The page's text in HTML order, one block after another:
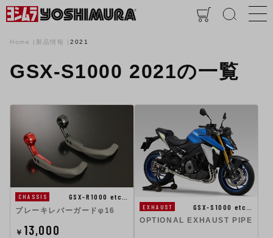
Home 製品情報 2021
GSX-S1000 2021の一覧
CHASSIS
GSX-R1000 etc…
ブレーキレバーガードφ16
￥ 13,000
EXHAUST
GSX-S1000 etc…
OPTIONAL EXHAUST PIPE